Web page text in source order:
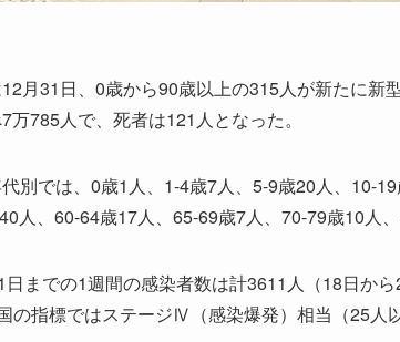
月31日、0歳から90歳以上の315人が新たに新
万785人で、死者は121人となった。
別では、0歳1人、1-4歳7人、5-9歳20人、10-
人、60-64歳17人、65-69歳7人、70-79歳10人
までの1週間の感染者数は計3611人（18日か
の指標ではステージⅣ（感染爆発）相当（25人以